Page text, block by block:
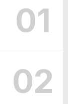
01
02